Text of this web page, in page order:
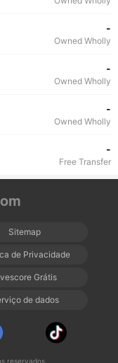
-
Owned Wholly
-
Owned Wholly
-
Owned Wholly
-
Free Transfer
Sitemap
de Privacidade
Grátis
de dados
reservados.